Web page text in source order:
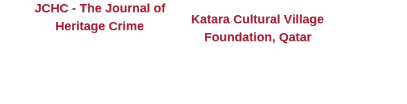
JCHC - The Journal of
Heritage Crime
Katara Cultural Village
Foundation, Qatar